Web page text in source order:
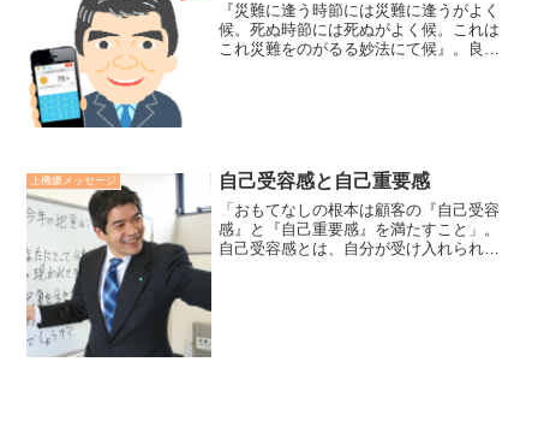
『災難に逢う時節には災難に逢うがよく
候。死ぬ時節には死ぬがよく候。これは
これ災難をのがるる妙法にて候』。良寛
上機嫌メッセージ 自己受容感と自己重要感
「おもてなしの根本は顧客の『自己受容
感』と『自己重要感』を満たすこと」。
自己受容感とは、自分が受け入れられて